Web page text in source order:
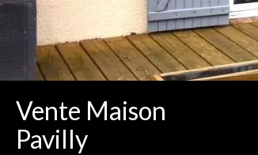
Vente Maison
Pavilly